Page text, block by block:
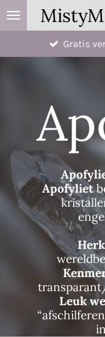
Ga
direct
Gratis
Apofyliet
Leuk